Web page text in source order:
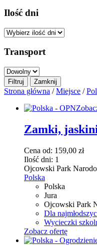
Ilość dni
Transport
Strona główna /Miejsce /
Zamki,
Cena od: 159,00 zł
Ilość dni: 1
Ojcowski Park
Polska
Polska
Jura
Ojcowski Park
Dla
Wycieczki
Zobacz ofertę